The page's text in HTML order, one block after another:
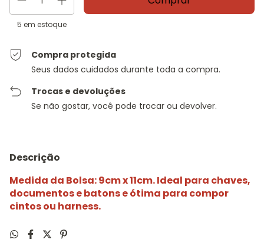
5 em estoque
Compra protegida
Seus dados cuidados durante toda a compra.
Trocas e devoluções
Se não gostar, você pode trocar ou devolver.
Descrição
Medida da Bolsa: 9cm x 11cm. Ideal para chaves,
documentos e batons e ótima para compor
cintos ou harness.